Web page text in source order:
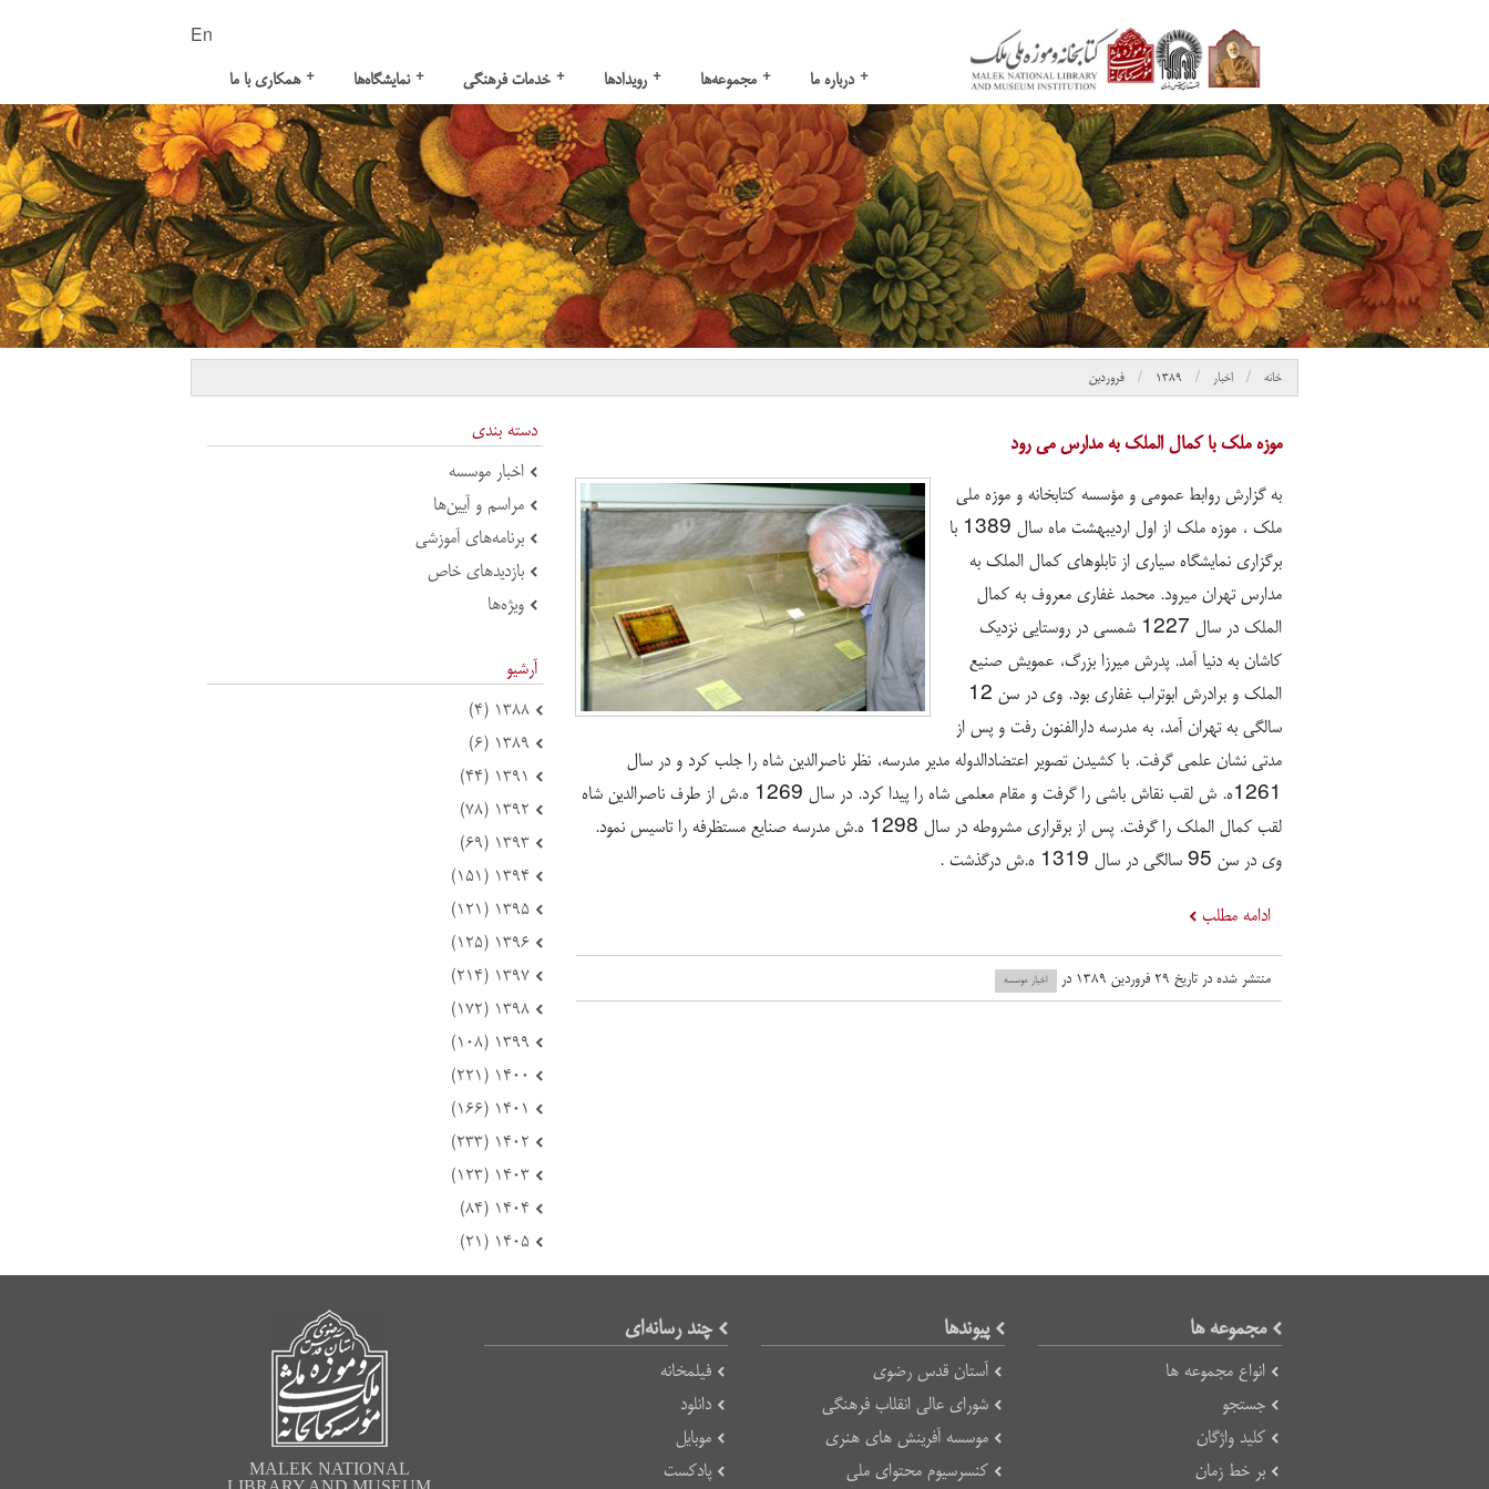
En
همکاری با ما + نمایشگاه‌ها + خدمات فرهنگی + رویدادها + مجموعه‌ها + درباره ما +
خانه اخبار ۱۳۸۹ فروردین
موزه ملک با کمال الملک به مدارس می رود
به گزارش روابط عمومی و مؤسسه کتابخانه و موزه ملی
ملک ، موزه ملک از اول اردیبهشت ماه سال 1389 با
برگزاری نمایشگاه سیاری از تابلوهای کمال الملک به
مدارس تهران میرود. محمد غفاری معروف به کمال
الملک در سال 1227 شمسی در روستایی نزدیک
کاشان به دنیا آمد. پدرش میرزا بزرگ، عمویش صنیع
الملک و برادرش ابوتراب غفاری بود. وی در سن 12
سالگی به تهران آمد، به مدرسه دارالفنون رفت و پس از
مدتی نشان علمی گرفت. با کشیدن تصویر اعتضادالدوله مدیر مدرسه، نظر ناصرالدین شاه را جلب کرد و در سال
1261ه. ش لقب نقاش باشی را گرفت و مقام معلمی شاه را پیدا کرد. در سال 1269 ه.ش از طرف ناصرالدین شاه
لقب کمال الملک را گرفت. پس از برقراری مشروطه در سال 1298 ه.ش مدرسه صنایع مستظرفه را تاسیس نمود.
وی در سن 95 سالگی در سال 1319 ه.ش درگذشت .
ادامه مطلب
منتشر شده در تاریخ ۲۹ فروردین ۱۳۸۹ در اخبار موسسه
دسته بندی
اخبار موسسه
مراسم و آیین‌ها
برنامه‌های آموزشی
بازدید‌های خاص
ویژه‌ها
آرشیو
۱۳۸۸ (۴)
۱۳۸۹ (۶)
۱۳۹۱ (۴۴)
۱۳۹۲ (۷۸)
۱۳۹۳ (۶۹)
۱۳۹۴ (۱۵۱)
۱۳۹۵ (۱۲۱)
۱۳۹۶ (۱۲۵)
۱۳۹۷ (۲۱۴)
۱۳۹۸ (۱۷۲)
۱۳۹۹ (۱۰۸)
۱۴۰۰ (۲۲۱)
۱۴۰۱ (۱۶۶)
۱۴۰۲ (۲۳۳)
۱۴۰۳ (۱۲۳)
۱۴۰۴ (۸۴)
۱۴۰۵ (۲۱)
مجموعه ها
انواع مجموعه ها
جستجو
کلید واژگان
بر خط زمان
پیوند‌ها
آستان قدس رضوی
شورای عالی انقلاب فرهنگی
موسسه آفرینش های هنری
کنسرسیوم محتوای ملی
چند رسانه‌ای
فیلمخانه
دانلود
موبایل
پادکست
MALEK NATIONAL